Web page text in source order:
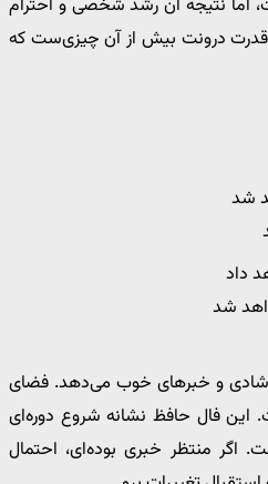
اما نتیجه آن رشد شخصی و احترام
قدرت درونت بیش از آن چیزی‌ست که
شد
داد
شد
شادی و خبرهای خوب می‌دهد. فضای
این فال حافظ نشانه شروع دوره‌ای
اگر منتظر خبری بوده‌ای، احتمال